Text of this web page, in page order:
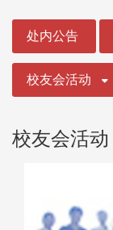
处内公告
校友会活动
校友会活动